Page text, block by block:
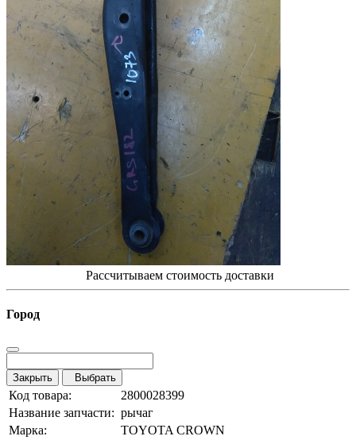
Рассчитываем стоимость доставки
Город
Закрыть Выбрать
Код товара:
2800028399
Название запчасти: рычаг
Марка:
TOYOTA CROWN